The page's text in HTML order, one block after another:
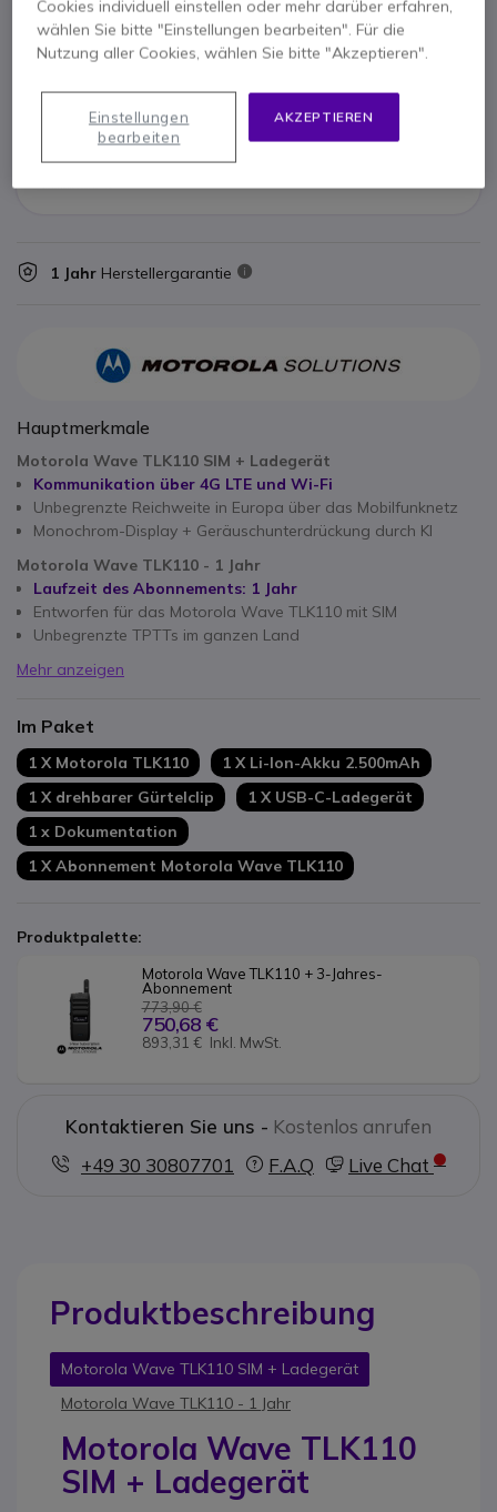
368,55 €
Motorola Wave TLK110 - 1 Jahr
1 Jahr Herstellergarantie
Hauptmerkmale
Motorola Wave TLK110 SIM + Ladegerät
Kommunikation über 4G LTE und Wi-Fi
Unbegrenzte Reichweite in Europa über das Mobilfunknetz
Monochrom-Display + Geräuschunterdrückung durch KI
Motorola Wave TLK110 - 1 Jahr
Laufzeit des Abonnements: 1 Jahr
Entworfen für das Motorola Wave TLK110 mit SIM
Unbegrenzte TPTTs im ganzen Land
Mehr anzeigen
Im Paket
1 X Motorola TLK110
1 X Li-Ion-Akku 2.500mAh
1 X drehbarer Gürtelclip
1 X USB-C-Ladegerät
1 x Dokumentation
1 X Abonnement Motorola Wave TLK110
Produktpalette:
Motorola Wave TLK110 + 3-Jahres-
Abonnement
773,90 €
750,68 €
893,31 € Inkl. MwSt.
Kontaktieren Sie uns - Kostenlos anrufen
+49 30 30807701
F.A.Q Live Chat
Produktbeschreibung
Motorola Wave TLK110 SIM + Ladegerät
Motorola Wave TLK110 - 1 Jahr
Motorola Wave TLK110
SIM + Ladegerät
Cookies individuell einstellen oder mehr darüber erfahren,
wählen Sie bitte "Einstellungen bearbeiten". Für die
Nutzung aller Cookies, wählen Sie bitte "Akzeptieren".
AKZEPTIEREN
Einstellungen
bearbeiten